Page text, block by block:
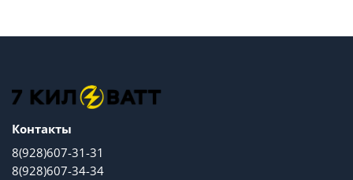
Контакты
8(928)607-31-31
8(928)607-34-34